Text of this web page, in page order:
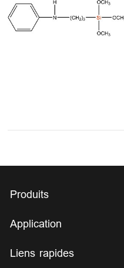
Produits
Application
Liens rapides